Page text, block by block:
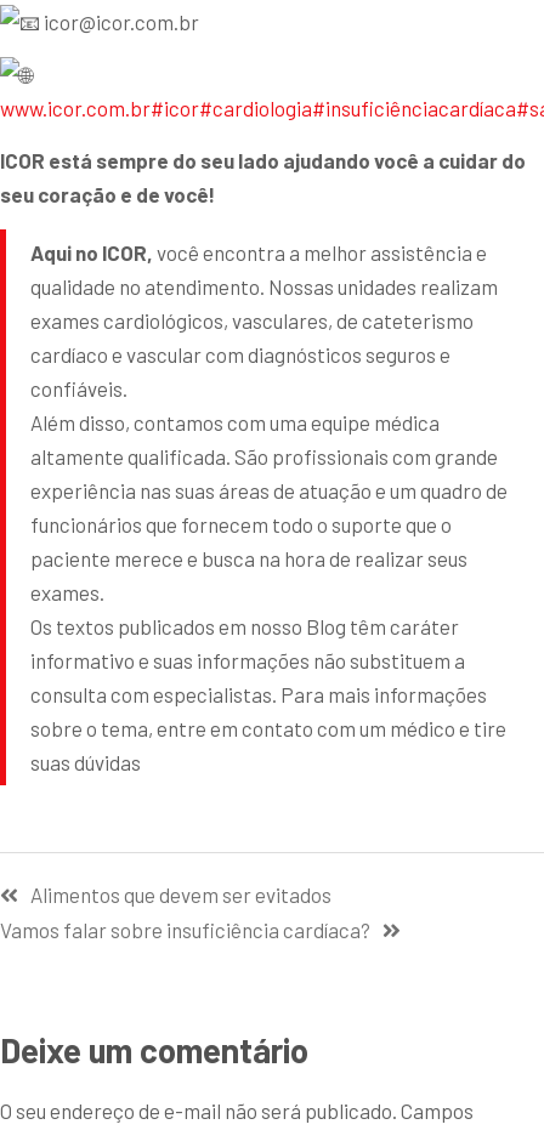
icor@icor.com.br
www.icor.com.br#icor#cardiologia#insuficiênciacardíaca
ICOR está sempre do seu lado ajudando você a cuidar do
seu coração e de você!
Aqui no ICOR, você encontra a melhor assistência e
qualidade no atendimento. Nossas unidades realizam
exames cardiológicos, vasculares, de cateterismo
cardíaco e vascular com diagnósticos seguros e
confiáveis.
Além disso, contamos com uma equipe médica
altamente qualificada. São profissionais com grande
experiência nas suas áreas de atuação e um quadro de
funcionários que fornecem todo o suporte que o
paciente merece e busca na hora de realizar seus
exames.
Os textos publicados em nosso Blog têm caráter
informativo e suas informações não substituem a
consulta com especialistas. Para mais informações
sobre o tema, entre em contato com um médico e tire
suas dúvidas
Alimentos que devem ser evitados
Vamos falar sobre insuficiência cardíaca?
Deixe um comentário
O seu endereço de e-mail não será publicado. Campos